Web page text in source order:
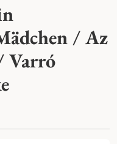
/ Az
Varró